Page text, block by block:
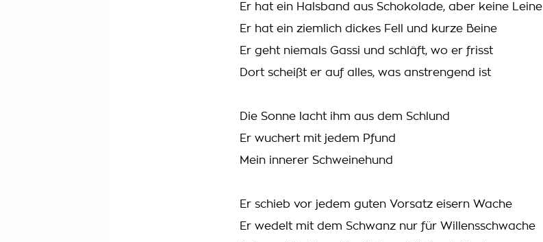
Er hat ein Halsband aus Schokolade, aber keine Leine
Er hat ein ziemlich dickes Fell und kurze Beine
Er geht niemals Gassi und schläft, wo er frisst
Dort scheißt er auf alles, was anstrengend ist
Die Sonne lacht ihm aus dem Schlund
Er wuchert mit jedem Pfund
Mein innerer Schweinehund
Er schieb vor jedem guten Vorsatz eisern Wache
Er wedelt mit dem Schwanz nur für Willensschwache